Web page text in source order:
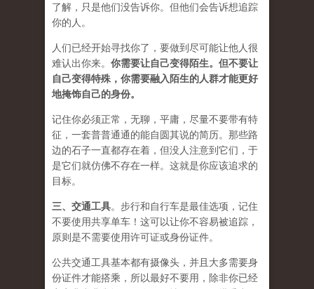
了解，只是他们没告诉你。但他们会告诉想追踪
你的人。
人们已经开始寻找你了，要做到尽可能让他人很
难认出你来。 你需要让自己变得陌生。但不要让
自己变得特殊，你需要融入陌生的人群才能更好
地掩饰自己的身份。
记住你必须正常，无聊，平庸，尽量不要带有特
征，一套普普通通的能自圆其说的简历。那些路
边的石子一直都存在着，但没人注意到它们，于
是它们就仿佛不存在一样。这就是你应该追求的
目标。
三、 交通工具。步行和自行车是最佳选项，记住
不要使用共享单车！这可以让你不容易被追踪，
原则是不需要使用许可证或身份证件。
公共交通工具基本都有摄像头，并且大多需要身
份证件才能搭乘，所以最好不要用，除非你已经